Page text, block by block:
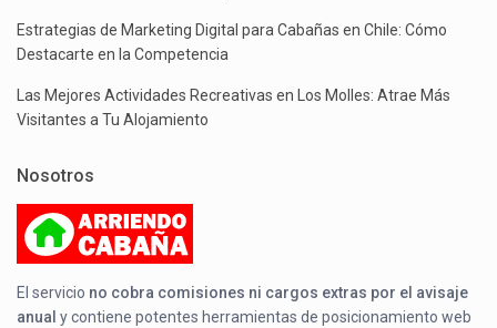
Estrategias de Marketing Digital para Cabañas en Chile: Cómo
Destacarte en la Competencia
Las Mejores Actividades Recreativas en Los Molles: Atrae Más
Visitantes a Tu Alojamiento
Nosotros
El servicio no cobra comisiones ni cargos extras por el avisaje
anual y contiene potentes herramientas de posicionamiento web